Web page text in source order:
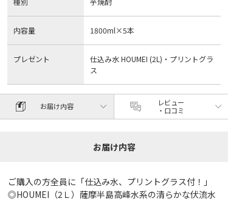
内容量 1800ml×5本
プレゼント
仕込み水 HOUMEI (2L)・プリントグラ
ス
お届け内容
レビュー
・口コミ
お届け内容
ご購入の方全員に「仕込み水、プリントグラス付！」
◎HOUMEI（2Ｌ）薩摩半島高峰水系の清らかな伏流水